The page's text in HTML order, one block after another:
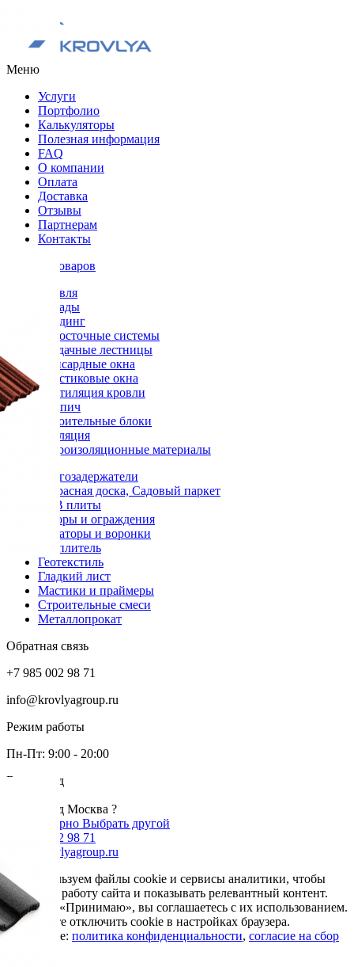
Меню
Услуги
Портфолио
Калькуляторы
Полезная информация
FAQ
О компании
Оплата
Доставка
Отзывы
Партнерам
Контакты
Каталог товаров
Кровля
Фасады
Сайдинг
Водосточные системы
Чердачные лестницы
Мансардные окна
Пластиковые окна
Вентиляция кровли
Кирпич
Строительные блоки
Изоляция
Гидроизоляционные материалы
Снегозадержатели
Террасная доска, Садовый паркет
OSB плиты
Заборы и ограждения
Аэраторы и воронки
Утеплитель
Геотекстиль
Гладкий лист
Мастики и праймеры
Строительные смеси
Металлопрокат
Обратная связь
+7 985 002 98 71
info@krovlyagroup.ru
Режим работы
Пн-Пт: 9:00 - 20:00
Ваш город
Ваш город Москва ?
Да, все верно Выбрать другой
+7 985 002 98 71
info@krovlyagroup.ru
Мы используем файлы cookie и сервисы аналитики, чтобы
улучшить работу сайта и показывать релевантный контент.
Нажимая «Принимаю», вы соглашаетесь с их использованием.
Вы можете отключить cookie в настройках браузера.
Подробнее: политика конфиденциальности, согласие на сбор